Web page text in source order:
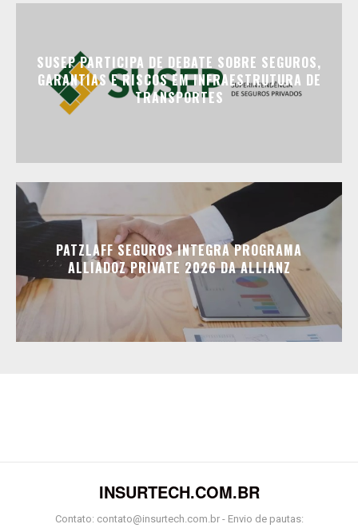
SUSEP PARTICIPA DE DEBATE SOBRE SEGUROS,
GARANTIAS E RISCOS EM INFRAESTRUTURA DE
TRANSPORTES
PATZLAFF SEGUROS INTEGRA PROGRAMA
ALLIADOZ PRIVATE 2026 DA ALLIANZ
INSURTECH.COM.BR
Contato: contato@insurtech.com.br - Envio de pautas: